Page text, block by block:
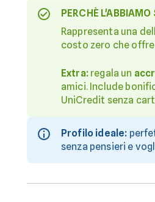
PERCHÈ L'ABBIAMO
Rappresenta una
costo zero che
Extra:regala un
amici. Include
UniCredit senza
Profilo ideale:
senza pensieri e